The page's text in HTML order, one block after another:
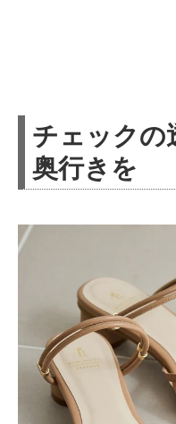
チェックの
奥行きを